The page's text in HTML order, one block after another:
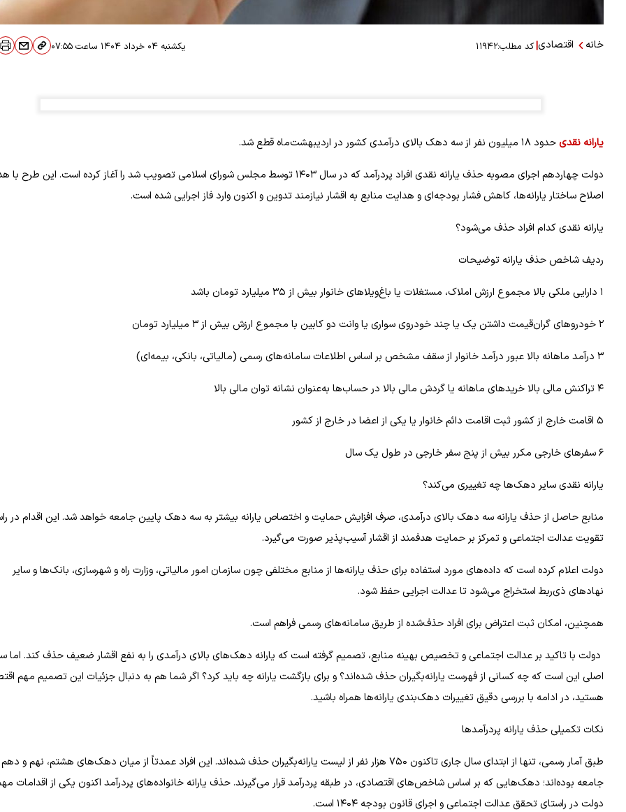
خانه اقتصادی|کد مطلب:۱۱۹۴۲ یکشنبه ۰۴ خرداد ۱۴۰۴ ساعت
یارانه نقدیحدود ۱۸ میلیون نفر از سه دهک بالای درآمدی کشور در اردیبهشت‌ماه قطع شد.
دولت چهاردهم اجرای مصوبه حذف یارانه نقدی افراد پردرآمد که در سال ۱۴۰۳ توسط مجلس شورای اسلامی تصویب شد را آغاز کرده است. این طرح
اصلاح ساختار یارانه‌ها، کاهش فشار بودجه‌ای و هدایت منابع به اقشار نیازمند تدوین و اکنون وارد فاز اجرایی شده است.
یارانه نقدی کدام افراد حذف می‌شود؟
ردیف شاخص حذف یارانه توضیحات
۱ دارایی ملکی بالا مجموع ارزش املاک، مستغلات یا باغ‌ویلاهای خانوار بیش از ۳۵ میلیارد تومان باشد
۲ خودروهای گران‌قیمت داشتن یک یا چند خودروی سواری یا وانت دو کابین با مجموع ارزش بیش از ۳ میلیارد تومان
۳ درآمد ماهانه بالا عبور درآمد خانوار از سقف مشخص بر اساس اطلاعات سامانه‌های رسمی (مالیاتی، بانکی، بیمه‌ای)
۴ تراکنش‌ مالی بالا خریدهای ماهانه یا گردش مالی بالا در حساب‌ها به‌عنوان نشانه توان مالی بالا
۵ اقامت خارج از کشور ثبت اقامت دائم خانوار یا یکی از اعضا در خارج از کشور
۶ سفرهای خارجی مکرر بیش از پنج سفر خارجی در طول یک سال
یارانه نقدی سایر دهک‌ها چه تغییری می‌کند؟
منابع حاصل از حذف یارانه سه دهک بالای درآمدی، صرف افزایش حمایت و اختصاص یارانه بیشتر به سه دهک پایین جامعه خواهد شد. این اقدام در
تقویت عدالت اجتماعی و تمرکز بر حمایت هدفمند از اقشار آسیب‌پذیر صورت می‌گیرد.
دولت اعلام کرده است که داده‌های مورد استفاده برای حذف یارانه‌ها از منابع مختلفی چون سازمان امور مالیاتی، وزارت راه و شهرسازی، بانک‌ها و سایر
نهادهای ذی‌ربط استخراج می‌شود تا عدالت اجرایی حفظ شود.
همچنین، امکان ثبت اعتراض برای افراد حذف‌شده از طریق سامانه‌های رسمی فراهم است.
دولت با تاکید بر عدالت اجتماعی و تخصیص بهینه منابع، تصمیم گرفته است که یارانه دهک‌های بالای درآمدی را به نفع اقشار ضعیف حذف کند. اما
اصلی این است که چه کسانی از فهرست یارانه‌بگیران حذف شده‌اند؟ و برای بازگشت یارانه چه باید کرد؟ اگر شما هم به دنبال جزئیات این تصمیم مهم
هستید، در ادامه با بررسی دقیق تغییرات دهک‌بندی یارانه‌ها همراه باشید.
نکات تکمیلی حذف یارانه پردرآمدها
طبق آمار رسمی، تنها از ابتدای سال جاری تاکنون ۷۵۰ هزار نفر از لیست یارانه‌بگیران حذف شده‌اند. این افراد عمدتاً از میان دهک‌های هشتم، نهم و دهم
جامعه بوده‌اند؛ دهک‌هایی که بر اساس شاخص‌های اقتصادی، در طبقه پردرآمد قرار می‌گیرند. حذف یارانه خانواده‌های پردرآمد اکنون یکی از اقدامات
دولت در راستای تحقق عدالت اجتماعی و اجرای قانون بودجه ۱۴۰۴ است.